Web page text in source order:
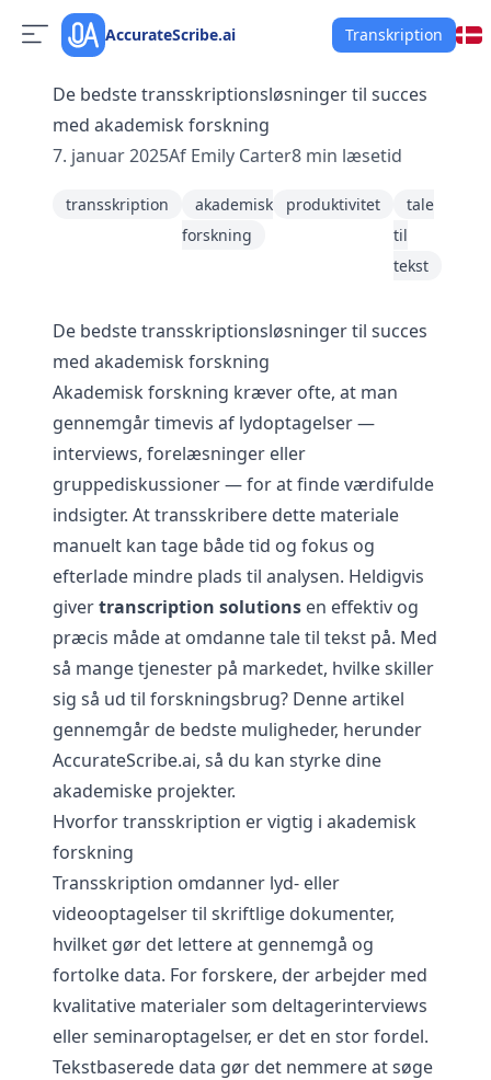
AccurateScribe.ai Transkription
De bedste transskriptionsløsninger til succes
med akademisk forskning
7. januar 2025Af Emily Carter8 min læsetid
transskription
akademisk
forskning
produktivitet
tale
til
tekst
De bedste transskriptionsløsninger til succes
med akademisk forskning
Akademisk forskning kræver ofte, at man
gennemgår timevis af lydoptagelser —
interviews, forelæsninger eller
gruppediskussioner — for at finde værdifulde
indsigter. At transskribere dette materiale
manuelt kan tage både tid og fokus og
efterlade mindre plads til analysen. Heldigvis
givertranscription solutions en effektiv og
præcis måde at omdanne tale til tekst på. Med
så mange tjenester på markedet, hvilke skiller
sig så ud til forskningsbrug? Denne artikel
gennemgår de bedste muligheder, herunder
AccurateScribe.ai, så du kan styrke dine
akademiske projekter.
Hvorfor transskription er vigtig i akademisk
forskning
Transskription omdanner lyd- eller
videooptagelser til skriftlige dokumenter,
hvilket gør det lettere at gennemgå og
fortolke data. For forskere, der arbejder med
kvalitative materialer som deltagerinterviews
eller seminaroptagelser, er det en stor fordel.
Tekstbaserede data gør det nemmere at søge